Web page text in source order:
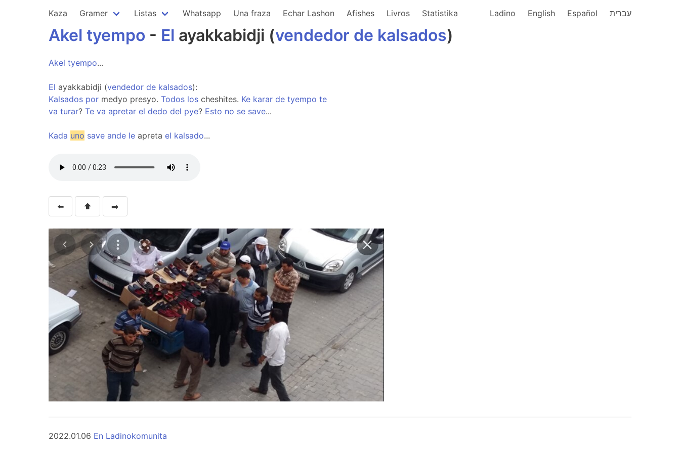
Kaza Gramer Listas Whatsapp Una fraza Echar Lashon Afishes Livros Statistika Ladino English Español עברית
Akel tyempo - El ayakkabidji (vendedor de kalsados)
Akel tyempo...
El ayakkabidji (vendedor de kalsados):
Kalsados por medyo presyo. Todos los cheshites. Ke karar de tyempo te
va turar? Te va apretar el dedo del pye? Esto no se save...
Kada uno save ande le apreta el kalsado...
⬅️ ⬆️ ➡️
2022.01.06 En Ladinokomunita